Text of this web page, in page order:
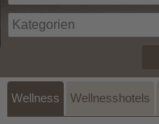
Wellness Wellnesshotels